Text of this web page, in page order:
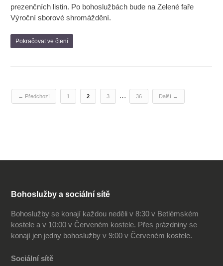
prezenčních listin. Po bohoslužbách bude na Zelené faře
Výroční sborové shromáždění.
Pokračovat ve čtení
← Předchozí 1 2 3 … 36 Další →
Bohoslužby a sociální sítě
Bohoslužby se konají každou neděli v 8:30 v Betlémském
kostele a v 10:00 v Červeném kostele. Přes prázdniny se
konají jen jedny bohoslužby v 9:00 v Červeném kostele.
Sociální sítě